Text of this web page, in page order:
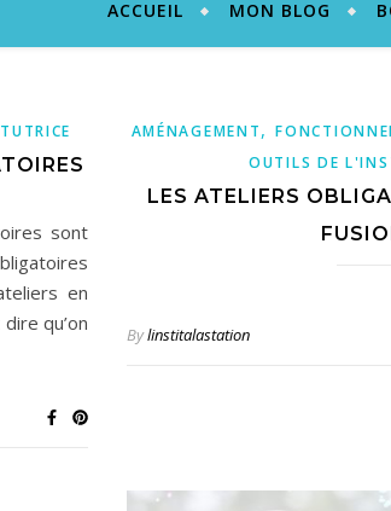
ACCUEIL MON BLOG
sont
en
qu’on
AMÉNAGEMENT,
OUTILS DE
LES ATELIERS
Bylinstitalastation